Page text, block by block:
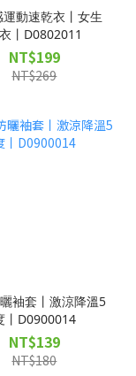
運動速乾衣丨女生
丨D0802011
NT$199
NT$269
袖套丨激涼降溫5
丨D0900014
NT$139
NT$180